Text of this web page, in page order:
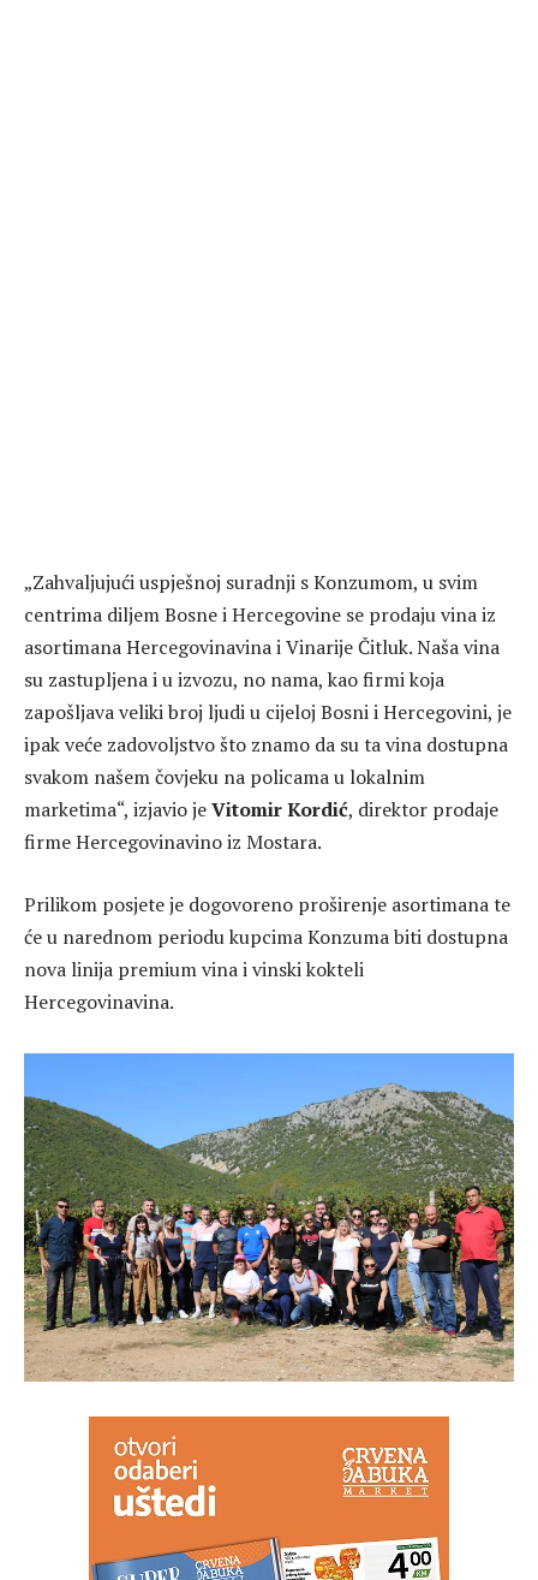
„Zahvaljujući uspješnoj suradnji s Konzumom, u svim
centrima diljem Bosne i Hercegovine se prodaju vina iz
asortimana Hercegovinavina i Vinarije Čitluk. Naša vina
su zastupljena i u izvozu, no nama, kao firmi koja
zapošljava veliki broj ljudi u cijeloj Bosni i Hercegovini, je
ipak veće zadovoljstvo što znamo da su ta vina dostupna
svakom našem čovjeku na policama u lokalnim
marketima“, izjavio jeVitomir Kordić, direktor prodaje
firme Hercegovinavino iz Mostara.
Prilikom posjete je dogovoreno proširenje asortimana te
će u narednom periodu kupcima Konzuma biti dostupna
nova linija premium vina i vinski kokteli
Hercegovinavina.